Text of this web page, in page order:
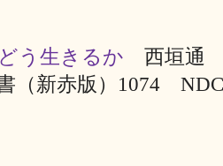
う生きるか 西垣通
（新赤版）1074